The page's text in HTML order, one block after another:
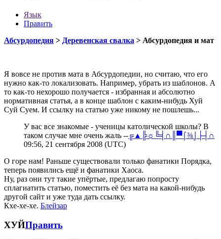
Язык
Править
Абсурдопедия > Деревенская свалка > Абсурдопедия и мат
Я вовсе не против мата в Абсурдопедии, но считаю, что его
нужно как-то локализовать. Например, убрать из шаблонов. А
то как-то нехорошо получается - избранная и абсолютно
нормативная статья, а в конце шаблон с каким-нибудь Хуй
Суй Суем. И ссылку на статью уже никому не пошлешь...
У вас все знакомые - ученицы католической школы? В
таком случае мне очень жаль --╔▲╠☼╚╡∩║▀⌠⅜⌡├┤∩
09:56, 21 сентября 2008 (UTC)
О горе нам! Раньше существовали только фанатики Порядка,
теперь появились ещё и фанатики Хаоса.
Ну, раз они тут такие упёртые, предлагаю попросту
сплагиатить статью, поместить её без мата на какой-нибудь
другой сайт и уже туда дать ссылку.
Кхе-хе-хе. Блейзар
ХУЙПравить